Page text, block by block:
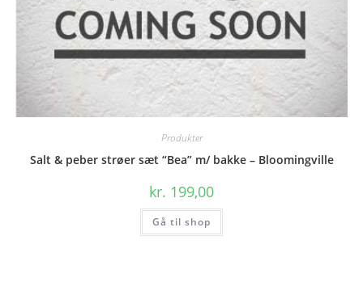
Produkter
Salt & peber strøer sæt “Bea” m/ bakke – Bloomingville
kr. 199,00
Gå til shop